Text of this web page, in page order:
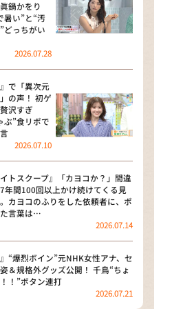
＆A.B.C-Z塚田×福井アナ
でやねん！？」（news お
り）
も台所 ～きょうの献立 何
る？～
ダイアンなり！シーズン２
！生です旅サラダ
！ニュースライブ 正義の
ＦＥ～夢のカタチ～
さんいらっしゃい！
ンと一軒家
山小屋本館
鍋かをり
暑い”と“汚
どっちがい
2026.07.28
で「異次元
の声！ 初ゲ
沢すぎ
ぶ”食リポで
2026.07.10
イトスクープ』「カヨコか？」間違
年間100回以上かけ続けてくる見
カヨコのふりをした依頼者に、ポ
言葉は…
2026.07.14
』“爆烈ボイン”元NHK女性アナ、セ
＆規格外グッズ公開！ 千鳥“ちょ
！”ボタン連打
2026.07.21